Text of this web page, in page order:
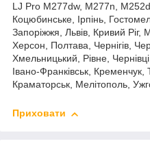
LJ Pro M277dw, M277n,
Коцюбинське, Ірпінь,
Запоріжжя, Львів, Кривий Ріг,
Херсон, Полтава, Чернігів,
Хмельницький, Рівне,
Івано-Франківськ,
Краматорськ, Мелітополь,
Приховати